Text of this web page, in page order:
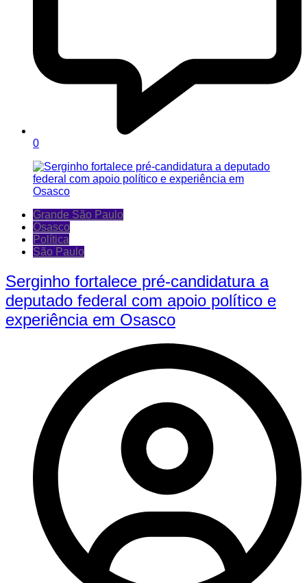
0
Grande São Paulo
Osasco
Política
São Paulo
Serginho fortalece pré-candidatura a
deputado federal com apoio político e
experiência em Osasco